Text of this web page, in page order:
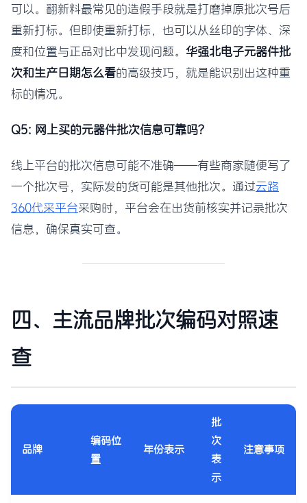
可以。翻新料最常见的造假手段就是打磨掉原批次号后
重新打标。但即使重新打标，也可以从丝印的字体、深
度和位置与正品对比中发现问题。 华强北电子元器件批
次和生产日期怎么看的高级技巧，就是能识别出这种重
标的情况。
Q5: 网上买的元器件批次信息可靠吗？
线上平台的批次信息可能不准确——有些商家随便写了
一个批次号，实际发的货可能是其他批次。通过云路
360代采平台采购时，平台会在出货前核实并记录批次
信息，确保真实可查。
四、主流品牌批次编码对照速
查
品牌
编码位
置
年份表示
批
次
表
示
注意事项